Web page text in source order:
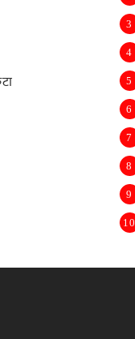
3
4
5
6
7
8
9
10